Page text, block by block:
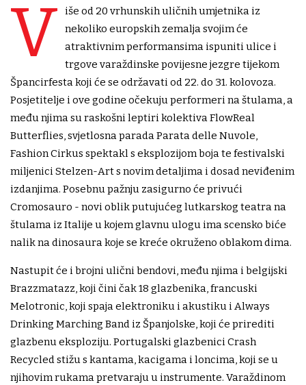
V
iše od 20 vrhunskih uličnih umjetnika iz
nekoliko europskih zemalja svojim će
atraktivnim performansima ispuniti ulice i
trgove varaždinske povijesne jezgre tijekom
Špancirfesta koji će se održavati od 22. do 31. kolovoza.
Posjetitelje i ove godine očekuju performeri na štulama, a
među njima su raskošni leptiri kolektiva FlowReal
Butterflies, svjetlosna parada Parata delle Nuvole,
Fashion Cirkus spektakl s eksplozijom boja te festivalski
miljenici Stelzen-Art s novim detaljima i dosad neviđenim
izdanjima. Posebnu pažnju zasigurno će privući
Cromosauro - novi oblik putujućeg lutkarskog teatra na
štulama iz Italije u kojem glavnu ulogu ima scensko biće
nalik na dinosaura koje se kreće okruženo oblakom dima.
Nastupit će i brojni ulični bendovi, među njima i belgijski
Brazzmatazz, koji čini čak 18 glazbenika, francuski
Melotronic, koji spaja elektroniku i akustiku i Always
Drinking Marching Band iz Španjolske, koji će prirediti
glazbenu eksploziju. Portugalski glazbenici Crash
Recycled stižu s kantama, kacigama i loncima, koji se u
njihovim rukama pretvaraju u instrumente. Varaždinom